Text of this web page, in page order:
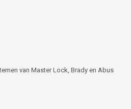
van Master Lock, Brady en Abus